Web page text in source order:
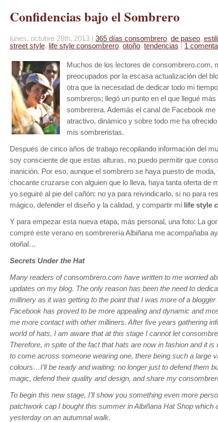
Confidencias bajo el Sombrero
lunes, octubre 28th, 2013 | 365 días consombrero, de paseo,
street style, life style consombrero, otoño, tendencias | 1
Muchos de los lectores de consombrero.com,
preocupados por la escasa actualización del
otra que la necesidad de dedicar todo mi
sombreros; llegó un punto en el que llegué más
sombrerera. Además el canal de Facebook
atractivo, dinámico y sobre todo me ha
mis sombreristas.
Después de cinco años de trabajo recopilando información del
soy consciente de que estas alturas, no puedo permitir que
inanición. Por eso, aunque el sombrero se haya puesto de
chocante cruzarse con alguien que lo lleva, haya tanta oferta de
yo seguiré al pie del cañón: no ya para reivindicarlo, si no para
mágico, defender el diseño y la calidad, y compartir mi life style
Y para empezar esta nueva etapa, más personal, una foto: La
compré este verano en sombrerería Albiñana me acompañaba
otoñal…
Secrets Under the Hat
Many readers of consombrero.com have written to me worried
updates on my blog. The only reason has been the need to
millinery as it was getting to the point that I was more of a blogger
Facebook has proved to be more appealing and dynamic and
me more contact with other milliners. After five years gathering
world of hats, I am aware that at this stage I cannot let
Therefore, in spite of the fact that hats are now in fashion and it is
to come across someone wearing one, there being such a large
colours…I’ll be ready and waiting: no longer just to defend them
magic, defend their quality and design, and share my
To begin this new stage, I’ll show you something even more
patchwork cap I bought this summer in Albiñana Hat Shop which
yesterday on an autumnal walk.